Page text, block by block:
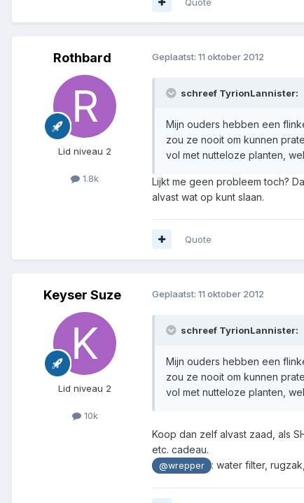
Rothbard
Lid niveau 2
1.8k
Geplaatst: 11 oktober 2012
schreef TyrionLannister:
Mijn ouders hebben een
zou ze nooit om kunnen
vol met nutteloze planten,
Lijkt me geen probleem toch?
alvast wat op kunt slaan.
Quote
Keyser Suze
Lid niveau 2
10k
Geplaatst: 11 oktober 2012
schreef TyrionLannister:
Mijn ouders hebben een
zou ze nooit om kunnen
vol met nutteloze planten,
Koop dan zelf alvast zaad, als
etc. cadeau.
@wrepper : water filter,